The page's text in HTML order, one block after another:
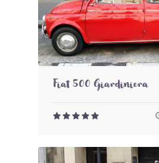
Fiat 500 Giardiniera